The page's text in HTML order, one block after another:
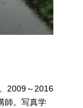
2009～2016
師。写真学